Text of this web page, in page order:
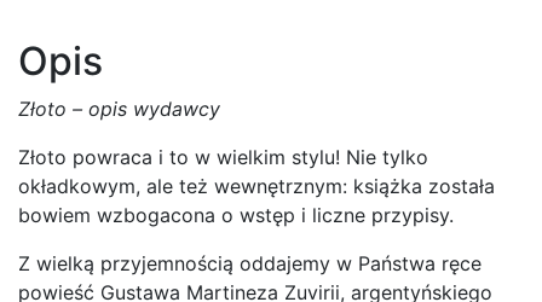
Opis
Złoto – opis wydawcy
Złoto powraca i to w wielkim stylu! Nie tylko
okładkowym, ale też wewnętrznym: książka została
bowiem wzbogacona o wstęp i liczne przypisy.
Z wielką przyjemnością oddajemy w Państwa ręce
powieść Gustawa Martineza Zuvirii, argentyńskiego